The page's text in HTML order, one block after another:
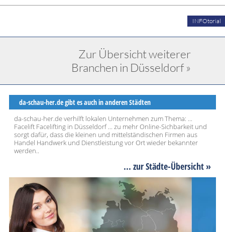
INFOtorial
Zur Übersicht weiterer
Branchen in Düsseldorf »
da-schau-her.de gibt es auch in anderen Städten
da-schau-her.de verhilft lokalen Unternehmen zum Thema: ...
Facelift Facelifting in Düsseldorf ... zu mehr Online-Sichbarkeit und
sorgt dafür, dass die kleinen und mittelständischen Firmen aus
Handel Handwerk und Dienstleistung vor Ort wieder bekannter
werden..
... zur Städte-Übersicht »